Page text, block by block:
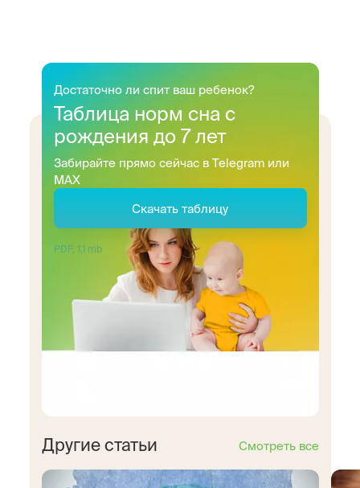
Достаточно ли спит ваш ребенок?
Таблица норм сна с
рождения до 7 лет
Забирайте прямо сейчас в Telegram или
MAX
Скачать таблицу
PDF, 1,1 mb
Другие статьи Смотреть все